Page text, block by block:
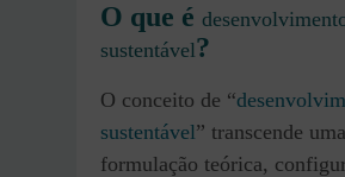
O que é
sustentável?
O conceito de “
sustentável” transcende
formulação teórica,